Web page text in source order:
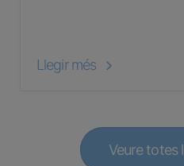
Llegir més
Veure totes